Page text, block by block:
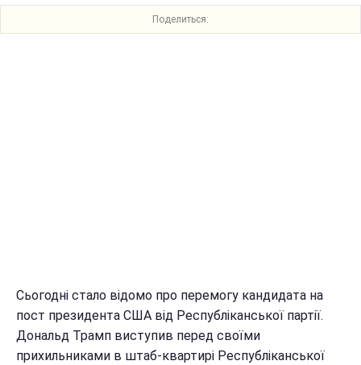
Поделиться:
Сьогодні стало відомо про перемогу кандидата на
пост президента США від Республіканської партії.
Дональд Трамп виступив перед своїми
прихильниками в штаб-квартирі Республіканської